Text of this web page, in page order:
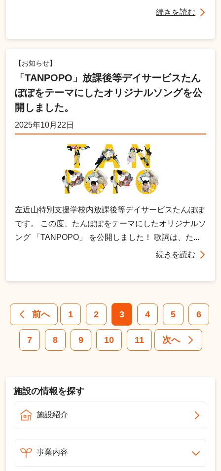
続きを読む
【お知らせ】
「TANPOPO」放課後等デイサービスたん
ぽぽをテーマにしたオリジナルソングを公
開しました。
2025年10月22日
左近山特別支援学校内放課後等デイサービスたんぽぽ
です。 この度、たんぽぽをテーマにしたオリジナルソ
ング 「TANPOPO」 を公開しました！ 歌詞は、た...
続きを読む
前へ 1 2 3 4 5 6
7 8 9 10 11 次へ
施設の情報を探す
施設紹介
事業内容